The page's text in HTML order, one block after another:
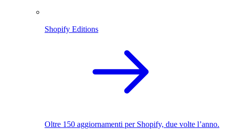
Shopify Editions
Oltre 150 aggiornamenti per Shopify, due volte l’anno.